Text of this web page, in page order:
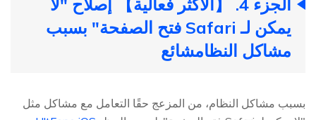
الجزء 4. 【الأكثر فعالية】 إصلاح "لا
يمكن لـ Safari فتح الصفحة" بسبب
مشاكل النظامشائع
بسبب مشاكل النظام، من المزعج حقًا التعامل مع مشاكل مثل